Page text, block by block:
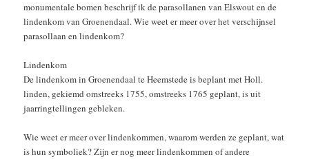
monumentale bomen beschrijf ik de parasollanen van Elswout en de
lindenkom van Groenendaal. Wie weet er meer over het verschijnsel
parasollaan en lindenkom?
Lindenkom
De lindenkom in Groenendaal te Heemstede is beplant met Holl.
linden, gekiemd omstreeks 1755, omstreeks 1765 geplant, is uit
jaarringtellingen gebleken.
Wie weet er meer over lindenkommen, waarom werden ze geplant, wat
is hun symboliek? Zijn er nog meer lindenkommen of andere